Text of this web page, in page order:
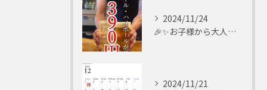
2024/11/24
🎉✨お子様から大人まで楽しめる✨🎉
2024/11/21